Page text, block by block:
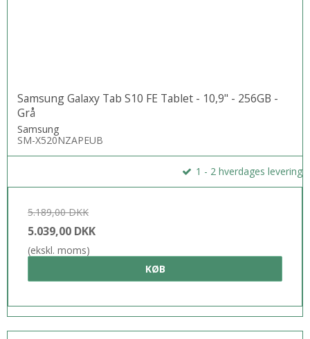
Samsung Galaxy Tab S10 FE Tablet - 10,9" - 256GB -
Grå
Samsung
SM-X520NZAPEUB
1 - 2 hverdages levering
5.189,00 DKK
5.039,00 DKK
(ekskl. moms)
KØB